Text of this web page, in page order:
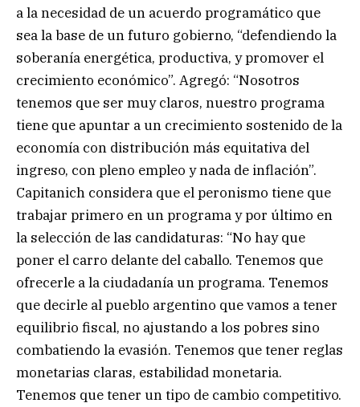
a la necesidad de un acuerdo programático que
sea la base de un futuro gobierno, “defendiendo la
soberanía energética, productiva, y promover el
crecimiento económico”. Agregó: “Nosotros
tenemos que ser muy claros, nuestro programa
tiene que apuntar a un crecimiento sostenido de la
economía con distribución más equitativa del
ingreso, con pleno empleo y nada de inflación”.
Capitanich considera que el peronismo tiene que
trabajar primero en un programa y por último en
la selección de las candidaturas: “No hay que
poner el carro delante del caballo. Tenemos que
ofrecerle a la ciudadanía un programa. Tenemos
que decirle al pueblo argentino que vamos a tener
equilibrio fiscal, no ajustando a los pobres sino
combatiendo la evasión. Tenemos que tener reglas
monetarias claras, estabilidad monetaria.
Tenemos que tener un tipo de cambio competitivo.